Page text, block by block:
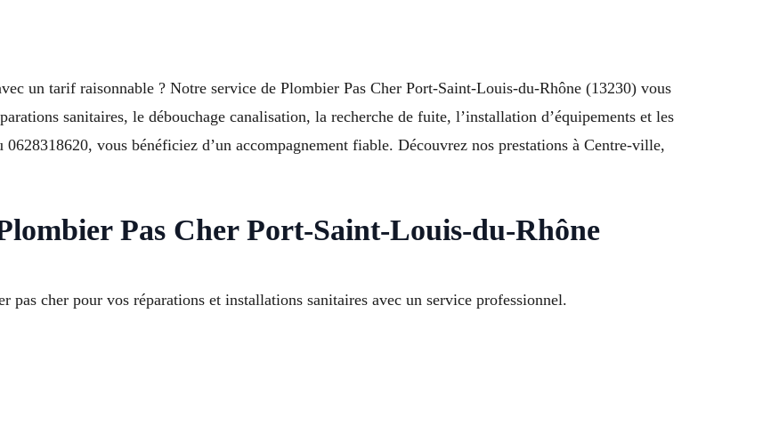
un tarif raisonnable ? Notre service de Plombier Pas Cher Port-Saint-Louis-du-Rhône (13230) vous
sanitaires, le débouchage canalisation, la recherche de fuite, l’installation d’équipements et les
0628318620, vous bénéficiez d’un accompagnement fiable. Découvrez nos prestations à Centre-ville,
Pas Cher Port-Saint-Louis-du-Rhône
cher pour vos réparations et installations sanitaires avec un service professionnel.